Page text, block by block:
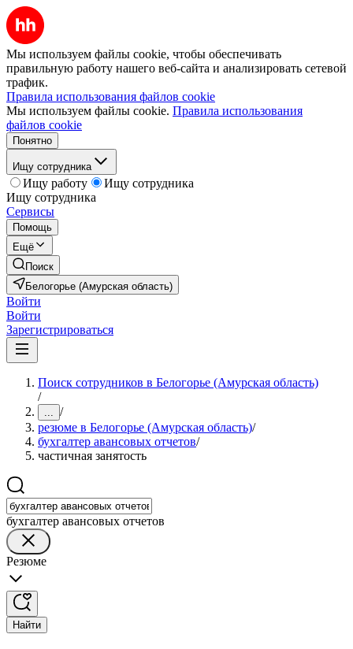
Мы используем файлы cookie, чтобы обеспечивать
правильную работу нашего веб-сайта и анализировать сетевой
трафик.
Правила использования файлов cookie
Мы используем файлы cookie. Правила использования
файлов cookie
Понятно
Ищу сотрудника
Ищу работу
Ищу сотрудника
Ищу сотрудника
Сервисы
Помощь
Ещё
Поиск
Белогорье (Амурская область)
Войти
Войти
Зарегистрироваться
Поиск сотрудников в Белогорье (Амурская область)
/
... /
резюме в Белогорье (Амурская область)/
бухгалтер авансовых отчетов/
частичная занятость
бухгалтер авансовых отчетов
Резюме
Найти